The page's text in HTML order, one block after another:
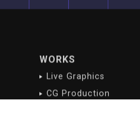
WORKS
Live Graphics
CG Production